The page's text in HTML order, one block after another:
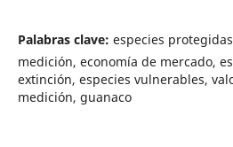
Palabras clave: especies
medición, economía de mercado,
extinción, especies vulnerables,
medición, guanaco